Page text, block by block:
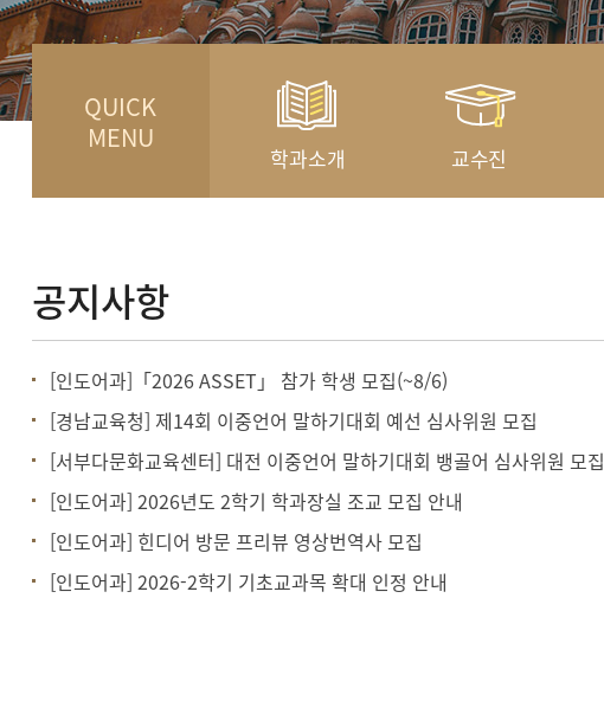
QUICK
MENU
학과소개 교수진
[인도어과]「2026 ASSET」 참가 학생 모집(~8/6)
[경남교육청] 제14회 이중언어 말하기대회 예선 심사위원 모집
[서부다문화교육센터] 대전 이중언어 말하기대회 뱅골어 심사위원 모집
[인도어과] 2026년도 2학기 학과장실 조교 모집 안내
[인도어과] 힌디어 방문 프리뷰 영상번역사 모집
[인도어과] 2026-2학기 기초교과목 확대 인정 안내